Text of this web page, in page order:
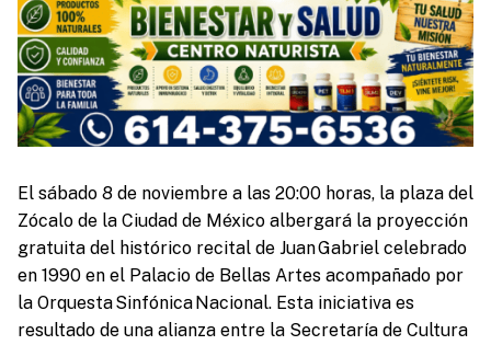
El sábado 8 de noviembre a las 20:00 horas, la plaza del
Zócalo de la Ciudad de México albergará la proyección
gratuita del histórico recital de Juan Gabriel celebrado
en 1990 en el Palacio de Bellas Artes acompañado por
la Orquesta Sinfónica Nacional. Esta iniciativa es
resultado de una alianza entre la Secretaría de Cultura